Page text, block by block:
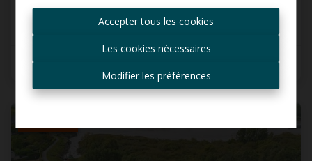
Accepter tous les cookies
Les cookies nécessaires
Modifier les préférences
informé des nouvelles
offres ?
mail